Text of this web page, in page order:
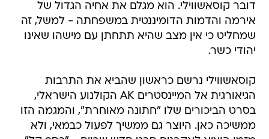
דובר קוסאשווילי. הוא מגלם את אחיה הגדול של
אירמה והדמות הדומיננטית במשפחתה - למשל, זה
שמחליט כי אין מצב שהיא תתחתן עם מישהו שאינו
יהודי כשר.
קוסאשווילי נרשם כראשון שהביא את התרבות
הגיאורגית אל המיינסטרים AK הקולנוע הישראלי,
בסרט הביכורים שלו "חתונה מאוחרת", והמגמה הזו
ממשיכה כאן. היוצר גם ממשיך לפעול כבמאי, ולא